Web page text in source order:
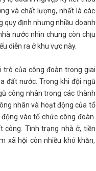
và chất lượng, nhất là các
quy định nhưng nhiều doanh
nước nhìn chung còn chịu
diễn ra ở khu vực này.
của công đoàn trong giai
đất nước. Trong khi đội ngũ
công nhân trong các thành
nhân và hoạt động của tổ
vào tổ chức công đoàn.
công. Tình trạng nhà ở, tiền
xã hội còn nhiều khó khăn,